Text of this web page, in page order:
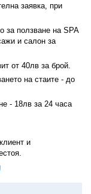
заявка, при
за ползване на SPA
и салон за
от 40лв за брой.
на стаите - до
- 18лв за 24 часа
и